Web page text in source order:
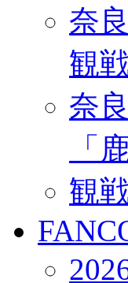
奈
観
奈
「
観